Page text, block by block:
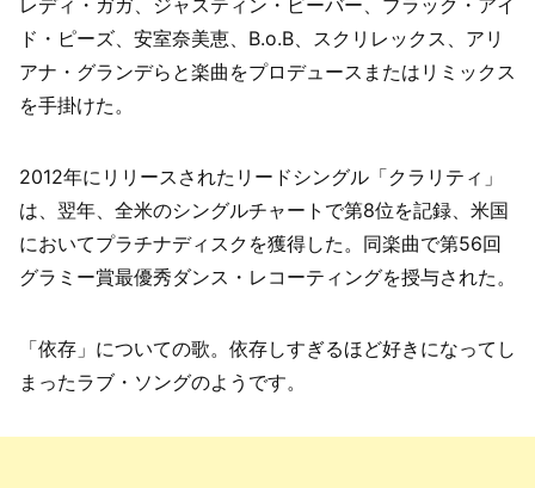
ド・ピーズ、安室奈美恵、B.o.B、スクリレックス、アリ
アナ・グランデらと楽曲をプロデュースまたはリミックス
を手掛けた。
2012年にリリースされたリードシングル「クラリティ」
は、翌年、全米のシングルチャートで第8位を記録、米国
においてプラチナディスクを獲得した。同楽曲で第56回
グラミー賞最優秀ダンス・レコーティングを授与された。
「依存」についての歌。依存しすぎるほど好きになってし
まったラブ・ソングのようです。